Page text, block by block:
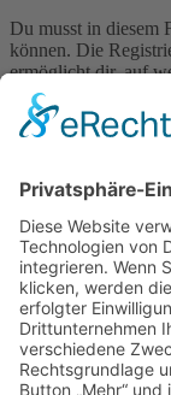
Du musst in diesem
können. Die
ermöglicht dir, auf
Administration kann
Berechtigungen
wenn du dich in
Registrieren
Foren-
Alle Zeiten
Alle Cookies